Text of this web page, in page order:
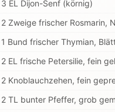
3 EL Dijon-Senf (körnig)
2 Zweige frischer Rosmarin,
1 Bund frischer Thymian,
2 EL frische Petersilie, fein
2 Knoblauchzehen, fein
2 TL bunter Pfeffer, grob